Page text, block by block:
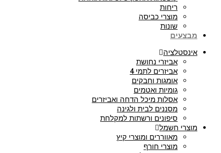
ריחות
מוצרי כביסה
שונות
מבצעים
אינסטלציה
אביזרי נחושת
אביזרים לתמי 4
אומגות וחבקים
גומיות ואטמים
אסלות מיכל הדחה ואביזרים
מסננים לבית ולגינה
סיפונים ורשתות למקלחת
מוצרי חשמל
מאווררים ומוצרי קיץ
מוצרי חורף